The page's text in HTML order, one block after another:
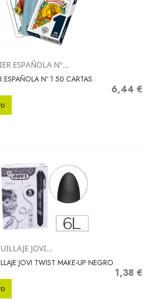
ESPAÑOLA Nº...
ESPAÑOLA Nº 1 50 CARTAS
Precio
6,44 €
JOVI...
JOVI TWIST MAKE-UP NEGRO
Precio
1,38 €